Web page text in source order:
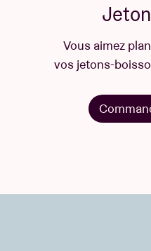
Vous aimez
vos jetons-